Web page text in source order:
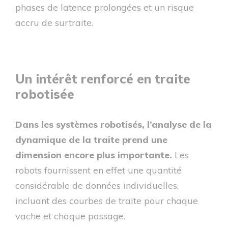
phases de latence prolongées et un risque
accru de surtraite.
Un intérêt renforcé en traite
robotisée
Dans les systèmes robotisés, l’analyse de la
dynamique de la traite prend une
dimension encore plus importante. Les
robots fournissent en effet une quantité
considérable de données individuelles,
incluant des courbes de traite pour chaque
vache et chaque passage.